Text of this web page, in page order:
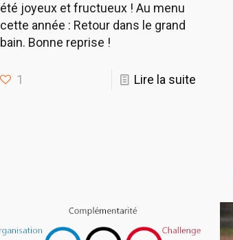
été joyeux et fructueux ! Au menu
cette année : Retour dans le grand
bain. Bonne reprise !
1 Lire la suite